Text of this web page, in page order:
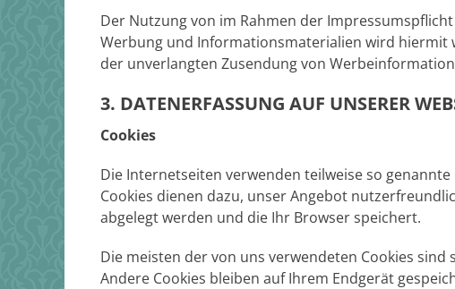
Der Nutzung von im Rahmen der
Werbung und Informationsmaterialien wird hiermit
der unverlangten Zusendung von
3. DATENERFASSUNG AUF UNSERER
Cookies
Die Internetseiten verwenden teilweise so
Cookies dienen dazu, unser Angebot
abgelegt werden und die Ihr Browser speichert.
Die meisten der von uns verwendeten Cookies sind
Andere Cookies bleiben auf Ihrem Endgerät